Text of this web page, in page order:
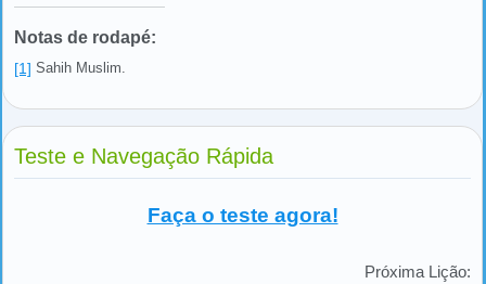
Notas de rodapé:
[1] Sahih Muslim.
Teste e Navegação Rápida
Faça o teste agora!
Próxima Lição: